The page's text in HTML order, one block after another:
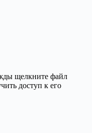
щелкните файл
доступ к его